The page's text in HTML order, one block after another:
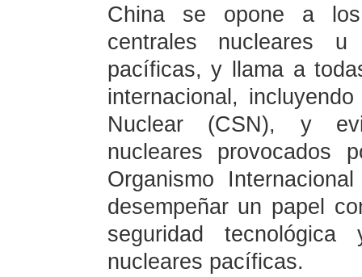
China se opone a
centrales nucleares u
pacíficas, y llama a
internacional,
Nuclear (CSN), y
nucleares provocados
Organismo
desempeñar un papel
seguridad
nucleares pacíficas.